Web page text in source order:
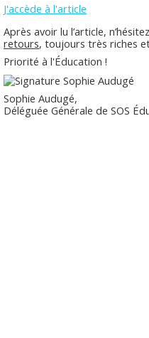
J'accède à l'article
Après avoir lu l’article,
retours, toujours très riches
Priorité à l'Éducation !
Sophie Audugé,
Déléguée Générale de SOS